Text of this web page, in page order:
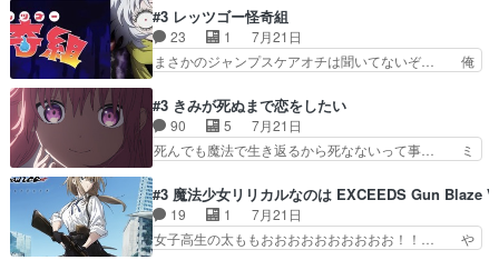
久」役で出演してまーす！み… 隼人の家庭は隼人
に家事の負担がかかってい… 三岳さんが隼人にと
って妹扱い止まりそうな…
ンダイチャンネルで視聴。リーリャさん… なんか
腹立つなぁルーデウスめ…これでエリ… トレント
は後に何らかの際に活躍するんやろ… アイシ
ャ、、、なんと末恐ろしい妹なんだ！… ルーデウ
しゃあない。狂犬かくましいつ来… 本作はぬるい
ハーレムではなく、真面目に一… エリスはしばら
くEDだけやね。アイシャ、…
#3 レッツゴー怪奇組
23 1
7月21日
まさかのジャンプスケアオチは聞いてないぞ… 俺
ャ子の従姉妹シュラ子登場。主人公眼福… 跡目争
いの新キャラ登場で、今回はシュール… めちゃ子
のいとこかわいい今回主人公の驚き… メチャ子を
くしゃみと鼻水が止まらなくなる… お父さんに押
をちびっ子にしたあの玉、も… 半裸の警官の方が
怖い。ライバルキャラかわ… 霊媒師が人の肩に霊
を乗せるな笑なんてモノ…
#3 きみが死ぬまで恋をしたい
90 5
7月21日
死んでも魔法で生き返るから死なないって事… ミ
ミ、最後のその顔は怖いよ...。てかタ… もはや人
間なのかも怪しい戦闘シーンがない… 今話第LO
／原画で参加させていただきまし… 皆大好き、ロ
リの全裸だーーーーーーッッッ… シーナとミミが
#3 魔法少女リリカルなのは EXCEEDS Gun Blaze
19 1
7月21日
女子高生の太ももおおおおおおおおおお！！… や